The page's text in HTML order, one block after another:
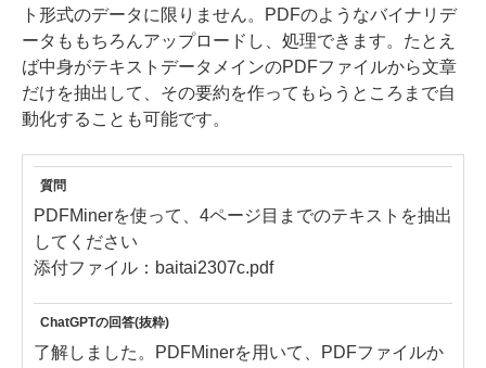
ト形式のデータに限りません。PDFのようなバイナリデ
ータももちろんアップロードし、処理できます。たとえ
ば中身がテキストデータメインのPDFファイルから文章
だけを抽出して、その要約を作ってもらうところまで自
動化することも可能です。
質問
PDFMinerを使って、4ページ目までのテキストを抽出
してください
添付ファイル：baitai2307c.pdf
ChatGPTの回答(抜粋)
了解しました。PDFMinerを用いて、PDFファイルか